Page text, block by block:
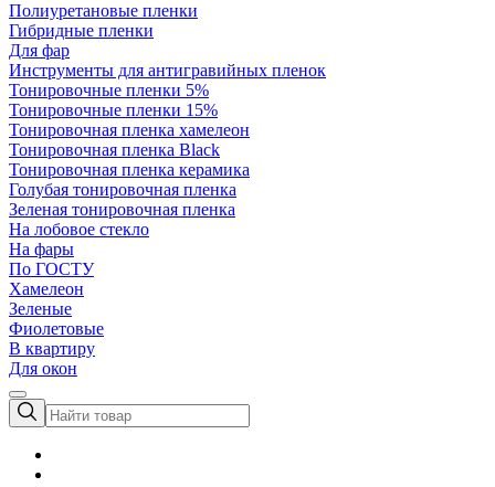
Полиуретановые пленки
Гибридные пленки
Для фар
Инструменты для антигравийных пленок
Тонировочные пленки 5%
Тонировочные пленки 15%
Тонировочная пленка хамелеон
Тонировочная пленка Black
Тонировочная пленка керамика
Голубая тонировочная пленка
Зеленая тонировочная пленка
На лобовое стекло
На фары
По ГОСТУ
Хамелеон
Зеленые
Фиолетовые
В квартиру
Для окон